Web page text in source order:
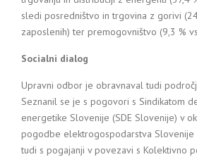
sledi posredništvo in trgovina z gorivi
zaposlenih) ter premogovništvo (9,3 %
Socialni dialog
Upravni odbor je obravnaval tudi
Seznanil se je s pogovori s Sindikatom
energetike Slovenije (SDE Slovenije) v
pogodbe elektrogospodarstva Slovenije
tudi s pogajanji v povezavi s Kolektivno